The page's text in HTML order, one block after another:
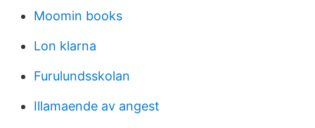
Moomin books
Lon klarna
Furulundsskolan
Illamaende av angest